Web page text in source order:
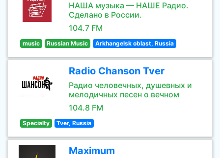
НАША музыка — НАШЕ Радио.
Сделано в России.
104.7 FM
music Russian Music Arkhangelsk oblast, Russia
Radio Chanson Tver
Радио человечных, душевных и
мелодичных песен о вечном
104.8 FM
Specialty Tver, Russia
Maximum